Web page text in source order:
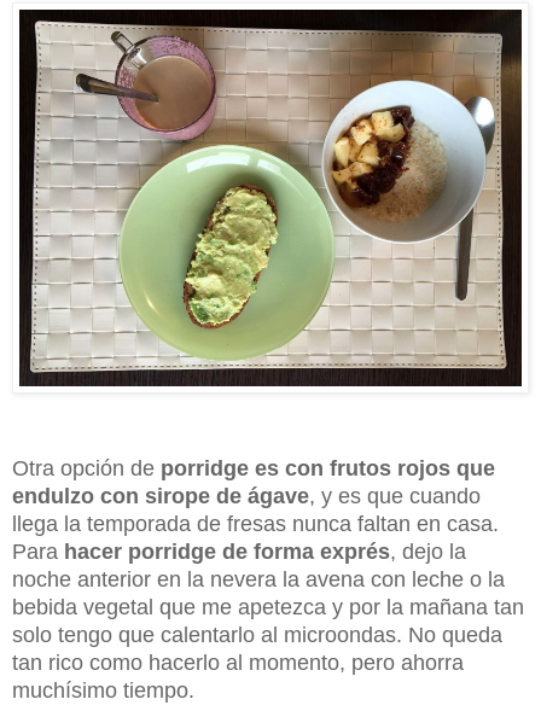
Otra opción de porridge es con frutos rojos que
endulzo con sirope de ágave, y es que cuando
llega la temporada de fresas nunca faltan en casa.
Para hacer porridge de forma exprés, dejo la
noche anterior en la nevera la avena con leche o la
bebida vegetal que me apetezca y por la mañana tan
solo tengo que calentarlo al microondas. No queda
tan rico como hacerlo al momento, pero ahorra
muchísimo tiempo.